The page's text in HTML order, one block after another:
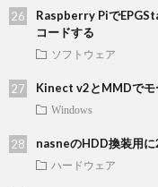
Raspberry Piで
コードする
ソフトウェア
Kinect v2とMMDでモ
Windows
nasneのHDD換装用
ハードウェア